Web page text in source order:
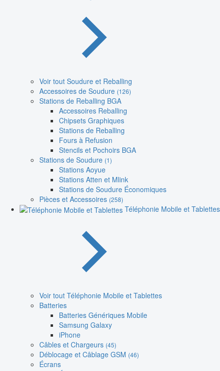
Voir tout Soudure et Reballing
Accessoires de Soudure (126)
Stations de Reballing BGA
Accessoires Reballing
Chipsets Graphiques
Stations de Reballing
Fours à Refusion
Stencils et Pochoirs BGA
Stations de Soudure (1)
Stations Aoyue
Stations Atten et Mlink
Stations de Soudure Économiques
Pièces et Accessoires (258)
Téléphonie Mobile et Tablettes
Voir tout Téléphonie Mobile et Tablettes
Batteries
Batteries Génériques Mobile
Samsung Galaxy
iPhone
Câbles et Chargeurs (45)
Déblocage et Câblage GSM (46)
Écrans